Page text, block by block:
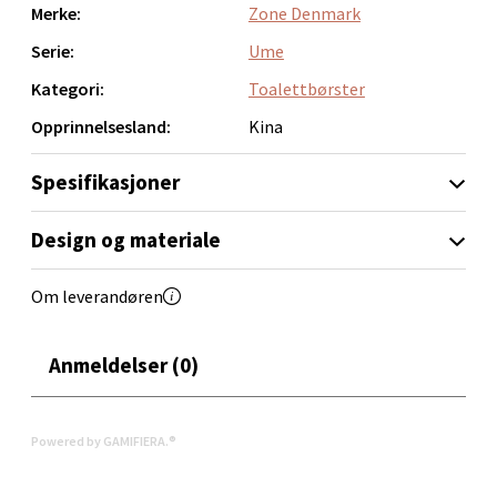
Merke:
Zone Denmark
Serie:
Ume
Kategori:
Toalettbørster
Opprinnelsesland:
Kina
Spesifikasjoner
Design og materiale
Om leverandøren
Anmeldelser (0)
Powered by GAMIFIERA.®
Åpent i dag 10-19
Orkanger - Thon Senter Orkanger
Thon Senter Orkanger, Orkdalsveien 113, 7300
Orkanger
0 i butikk